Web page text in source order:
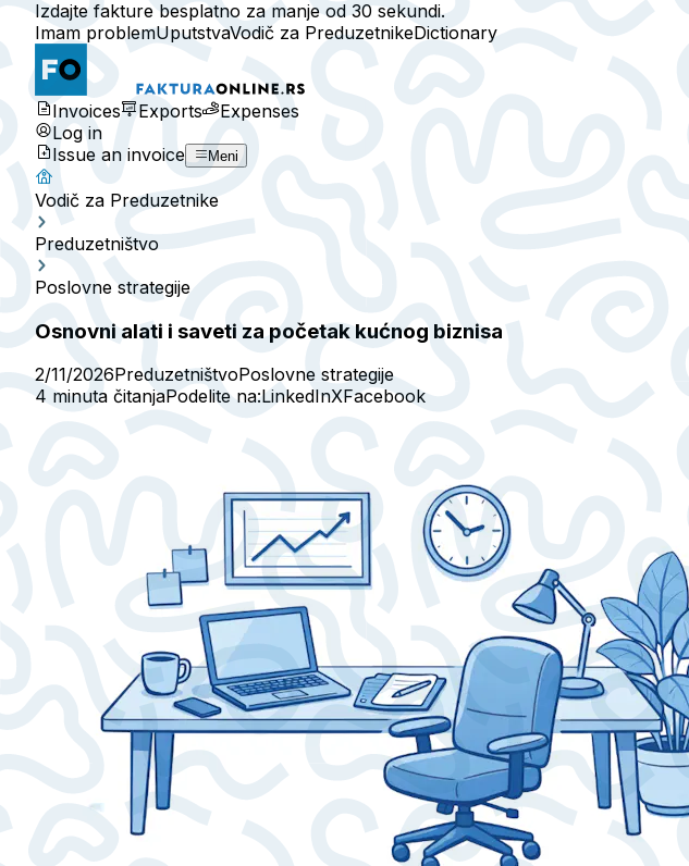
Izdajte fakture besplatno za manje od 30 sekundi.
Imam problemUputstvaVodič za PreduzetnikeDictionary
Invoices Exports
Expenses
Log in
Issue an invoice
Meni
Vodič za Preduzetnike
Preduzetništvo
Poslovne strategije
Osnovni alati i saveti za početak kućnog biznisa
2/11/2026PreduzetništvoPoslovne strategije
4 minuta čitanjaPodelite na:LinkedInXFacebook